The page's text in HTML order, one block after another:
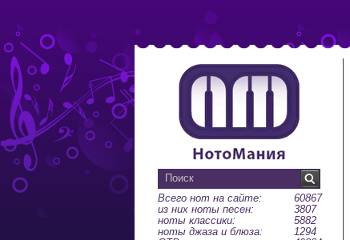
Всего нот на сайте:
60867
из них ноты песен:
3807
ноты классики:
5882
ноты джаза и блюза:
1294